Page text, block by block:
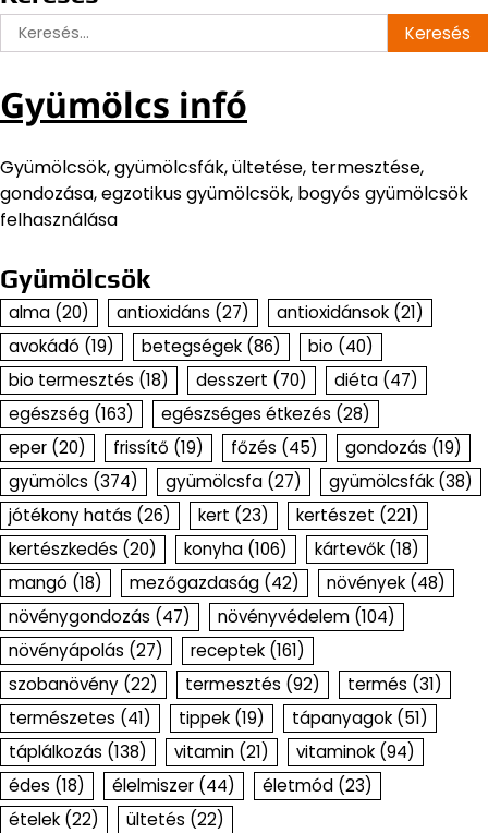
Keresés:
Gyümölcs infó
Gyümölcsök, gyümölcsfák, ültetése, termesztése,
gondozása, egzotikus gyümölcsök, bogyós gyümölcsök
felhasználása
Gyümölcsök
alma (20) antioxidáns (27) antioxidánsok (21)
avokádó (19) betegségek (86) bio (40)
bio termesztés (18) desszert (70) diéta (47)
egészség (163) egészséges étkezés (28)
eper (20) frissítő (19) főzés (45) gondozás (19)
gyümölcs (374) gyümölcsfa (27) gyümölcsfák (38)
jótékony hatás (26) kert (23) kertészet (221)
kertészkedés (20) konyha (106) kártevők (18)
mangó (18) mezőgazdaság (42) növények (48)
növénygondozás (47) növényvédelem (104)
növényápolás (27) receptek (161)
szobanövény (22) termesztés (92) termés (31)
természetes (41) tippek (19) tápanyagok (51)
táplálkozás (138) vitamin (21) vitaminok (94)
édes (18) élelmiszer (44) életmód (23)
ételek (22) ültetés (22)